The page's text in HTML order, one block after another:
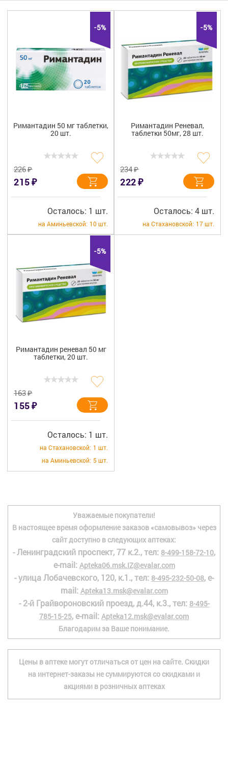
Изделия медицинского назначения
Планирование семьи
Медтехника
Оптика
Витамины
Скидки и акции
+7 (495) 921-40-74 Вакансии
-5%
Римантадин 50 мг таблетки,
20 шт.
226₽
215₽
Осталось: 1 шт.
на Аминьевской: 10 шт.
-5%
Римантадин Реневал,
таблетки 50мг, 28 шт.
234₽
222₽
Осталось: 4 шт.
на Стахановской: 17 шт.
-5%
Римантадин реневал 50 мг
таблетки, 20 шт.
163₽
155₽
Осталось: 1 шт.
на Стахановской: 1 шт.
на Аминьевской: 5 шт.
Уважаемые покупатели!
В настоящее время оформление заказов «самовывоз» через
сайт доступно в следующих аптеках:
- Ленинградский проспект, 77 к.2., тел: 8-499-158-72-10,
e-mail: Apteka06.msk.IZ@evalar.com
- улица Лобачевского, 120, к.1., тел: 8-495-232-50-08, e-
mail: Apteka13.msk@evalar.com
- 2-й Грайвороновский проезд, д.44, к.3., тел: 8-495-
785-15-25, e-mail: Apteka12.msk@evalar.com
Благодарим за Ваше понимание.
Цены в аптеке могут отличаться от цен на сайте. Скидки
на интернет-заказы не суммируются со скидками и
акциями в розничных аптеках